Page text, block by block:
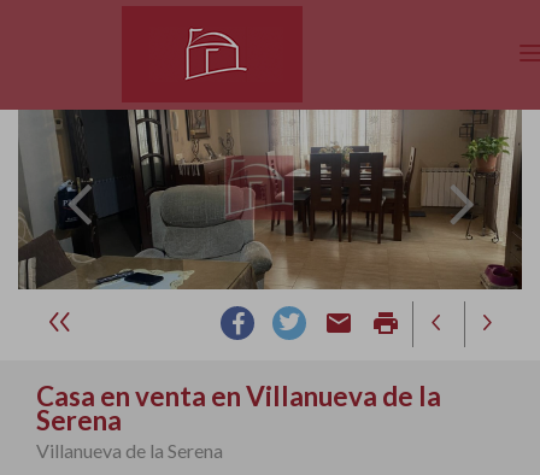
email print
Casa en venta en Villanueva de la
Serena
Villanueva de la Serena